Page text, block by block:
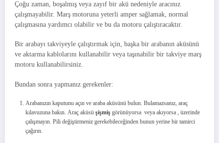
Çoğu zaman, boşalmış veya zayıf bir akü nedeniyle aracınız
çalışmayabilir. Marş motoruna yeterli amper sağlamak, normal
çalışmasına yardımcı olabilir ve bu da motoru çalıştıracaktır.
Bir arabayı takviyeyle çalıştırmak için, başka bir arabanın aküsünü
ve aktarma kablolarını kullanabilir veya taşınabilir bir takviye marş
motoru kullanabilirsiniz.
Bundan sonra yapmanız gerekenler:
Arabanızın kaputunu açın ve araba aküsünü bulun. Bulamazsanız, araç
kılavuzuna bakın. Araç aküsü şişmiş görünüyorsa veya akıyorsa , üzerinde
çalışmayın. Pili değiştirmeniz gerekebileceğinden bunun yerine bir tamirci
çağırın.